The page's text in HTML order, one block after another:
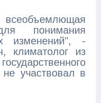
понимания
изменений", -
климатолог из
не участвовал в